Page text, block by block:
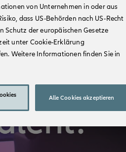
von Unternehmen in oder aus
dass US-Behörden nach US-Recht
Schutz der europäischen Gesetze
unter Cookie-Erklärung
Weitere Informationen finden Sie in
Alle Cookies akzeptieren